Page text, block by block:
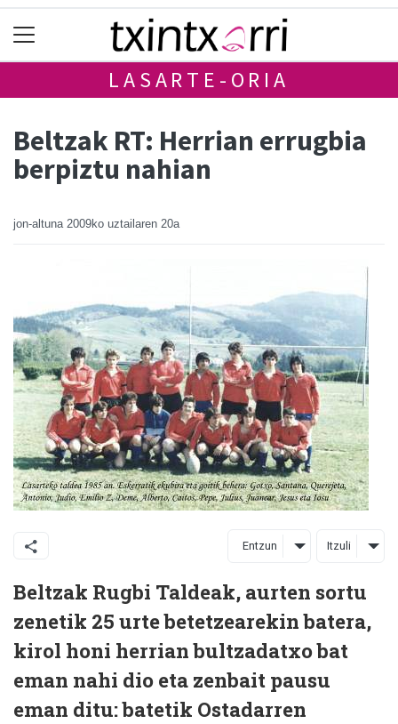
LASARTE-ORIA
Beltzak RT: Herrian errugbia
berpiztu nahian
jon-altuna 2009ko uztailaren 20a
Entzun Itzuli
Beltzak Rugbi Taldeak, aurten sortu
zenetik 25 urte betetzearekin batera,
kirol honi herrian bultzadatxo bat
eman nahi dio eta zenbait pausu
eman ditu: batetik Ostadarren